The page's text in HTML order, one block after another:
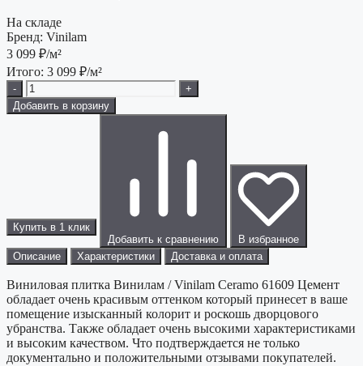
На складе
Бренд: Vinilam
3 099 ₽/м²
Итого: 3 099 ₽/м²
-
+
Добавить в корзину
Купить в 1 клик
Добавить к сравнению
В избранное
Описание
Характеристики Доставка и оплата
Виниловая плитка Винилам / Vinilam Ceramo 61609 Цемент
обладает очень красивым оттенком который принесет в ваше
помещение изысканный колорит и роскошь дворцового
убранства. Также обладает очень высокими характеристиками
и высоким качеством. Что подтверждается не только
документально и положительными отзывами покупателей.